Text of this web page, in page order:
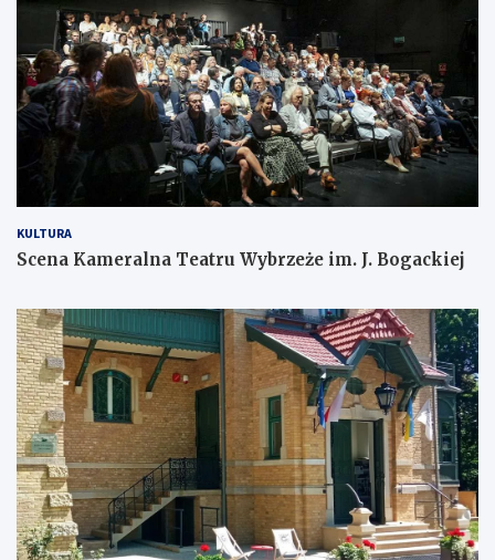
KULTURA
Scena Kameralna Teatru Wybrzeże im. J. Bogackiej